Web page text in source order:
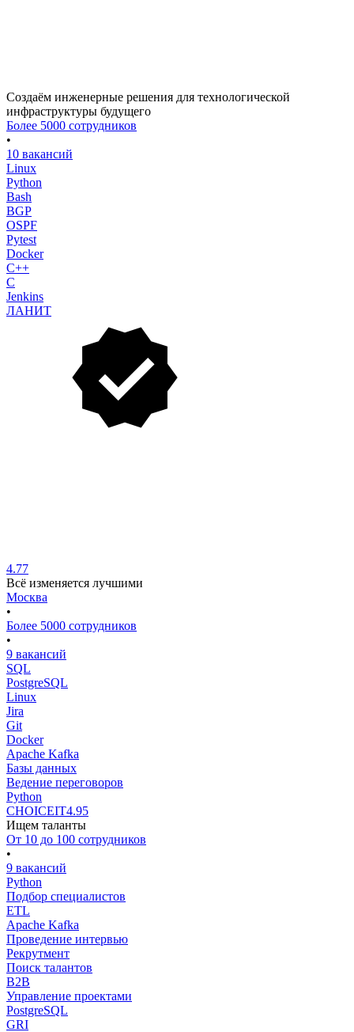
Создаём инженерные решения для технологической
инфраструктуры будущего
Более 5000 сотрудников
•
10 вакансий
Linux
Python
Bash
BGP
OSPF
Pytest
Docker
C++
C
Jenkins
ЛАНИТ
4.77
Всё изменяется лучшими
Москва
•
Более 5000 сотрудников
•
9 вакансий
SQL
PostgreSQL
Linux
Jira
Git
Docker
Apache Kafka
Базы данных
Ведение переговоров
Python
CHOICEIT4.95
Ищем таланты
От 10 до 100 сотрудников
•
9 вакансий
Python
Подбор специалистов
ETL
Apache Kafka
Проведение интервью
Рекрутмент
Поиск талантов
B2B
Управление проектами
PostgreSQL
GRI